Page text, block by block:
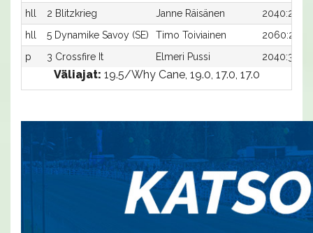
hll
2 Blitzkrieg Janne Räisänen
2040:2
hll
5 Dynamike Savoy (SE) Timo Toiviainen
2060:2
p
3 Crossfire It Elmeri Pussi 2040:3
Väliajat: 19.5/Why Cane, 19.0, 17.0, 17.0